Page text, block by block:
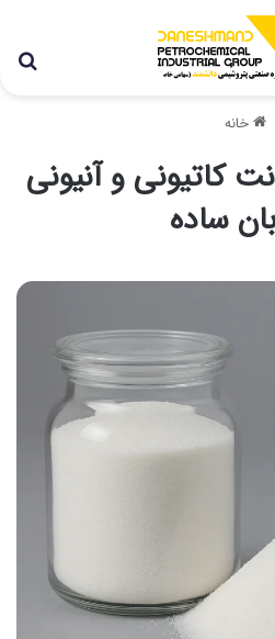
خانه
کاتیونی و آنیونی
ساده
کشور، مجموعه پتروشیمی دانشمند
در حال فعالیت می باشد.